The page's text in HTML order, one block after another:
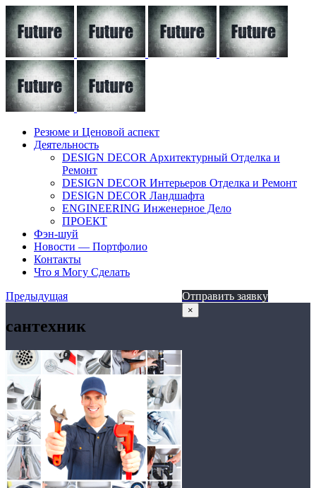
Резюме и Ценовой аспект
Деятельность
DESIGN DECOR Архитектурный Отделка и
Ремонт
DESIGN DECOR Интерьеров Отделка и Ремонт
DESIGN DECOR Ландшафта
ENGINEERING Инженерное Дело
ПРОЕКТ
Фэн-шуй
Новости — Портфолио
Контакты
Что я Могу Сделать
Предыдущая
сантехник
Отправить заявку
×